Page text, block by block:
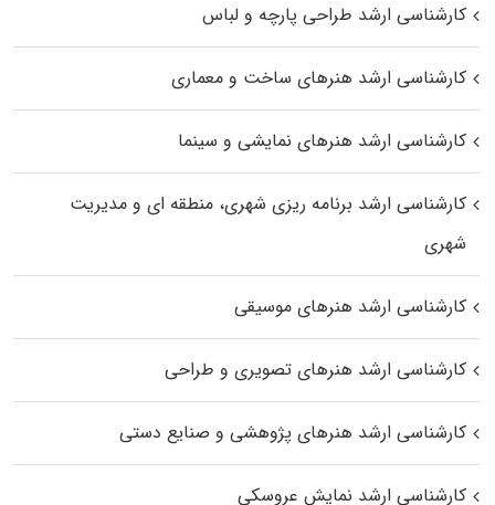
کارشناسی ارشد طراحی پارچه و لباس
کارشناسی ارشد هنرهای ساخت و معماری
کارشناسی ارشد هنرهای نمایشی و سینما
کارشناسی ارشد برنامه ریزی شهری، منطقه‌ ای و مدیریت
شهری
کارشناسی ارشد هنرهای موسیقی
کارشناسی ارشد هنرهای تصویری و طراحی
کارشناسی ارشد هنرهای پژوهشی و صنایع دستی
کارشناسی ارشد نمایش عروسکی